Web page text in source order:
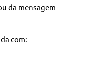
da mensagem
com: